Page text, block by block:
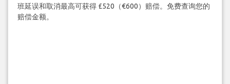
班延误和取消最高可获得 £520（€600）赔偿。免费查询您的
赔偿金额。